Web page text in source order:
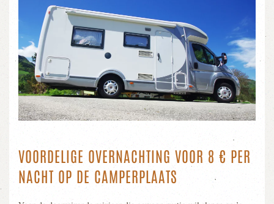
VOORDELIGE OVERNACHTING VOOR 8 € PER
NACHT OP DE CAMPERPLAATS